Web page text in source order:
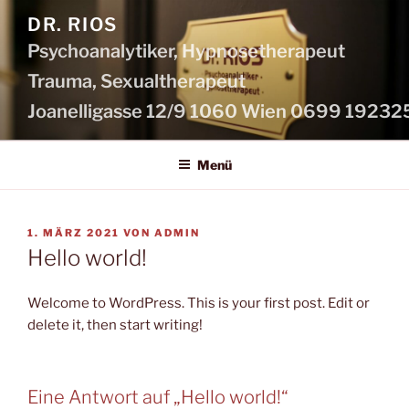
Inhalt
springen
DR. RIOS
Psychoanalytiker, Hypnosetherapeut
Menü
VERÖFFENTLICHT
AM
1. MÄRZ 2021 VON ADMIN
Hello world!
Welcome to WordPress. This is your first post. Edit or
delete it, then start writing!
Eine Antwort auf „Hello world!“